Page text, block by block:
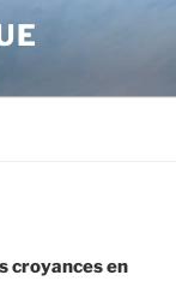
croyances en